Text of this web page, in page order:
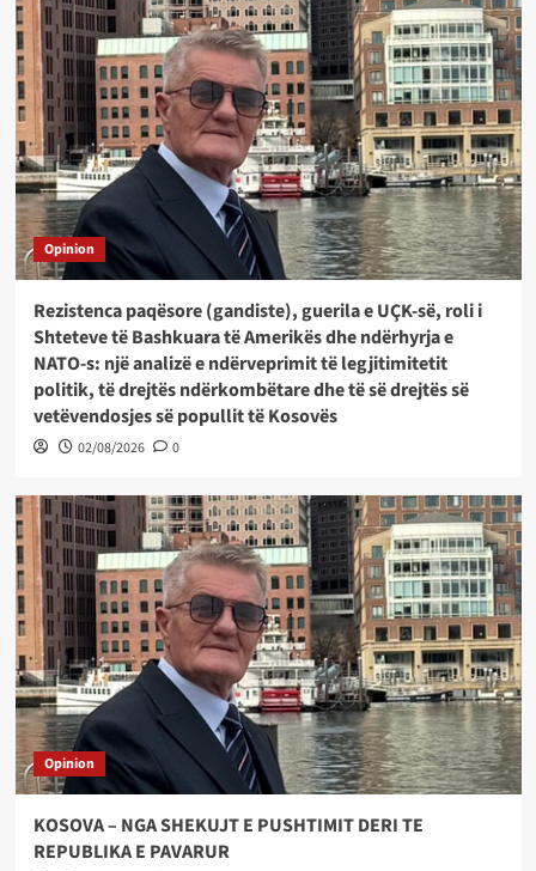
Opinion
Rezistenca paqësore (gandiste), guerila e UÇK-së, roli i
Shteteve të Bashkuara të Amerikës dhe ndërhyrja e
NATO-s: një analizë e ndërveprimit të legjitimitetit
politik, të drejtës ndërkombëtare dhe të së drejtës së
vetëvendosjes së popullit të Kosovës
02/08/2026 0
Opinion
KOSOVA – NGA SHEKUJT E PUSHTIMIT DERI TE
REPUBLIKA E PAVARUR